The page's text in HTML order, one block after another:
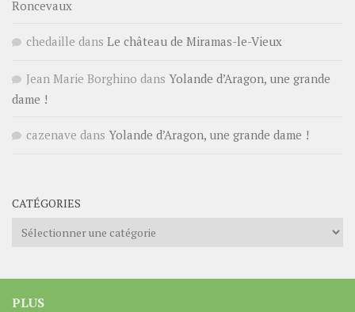
Roncevaux
chedaille dans Le château de Miramas-le-Vieux
Jean Marie Borghino dans Yolande d’Aragon, une grande
dame !
cazenave dans Yolande d’Aragon, une grande dame !
CATÉGORIES
Catégories
PLUS